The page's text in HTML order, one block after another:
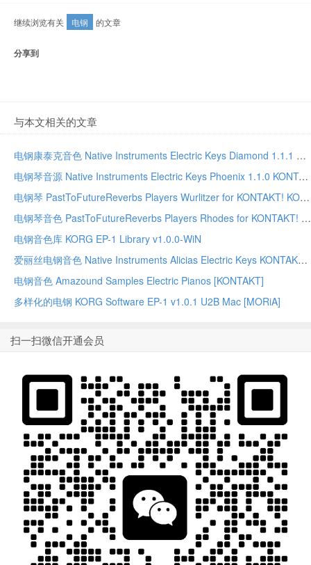
继续浏览有关 电钢 的文章
分享到
与本文相关的文章
电钢康泰克音色 Native Instruments Electric Keys Diamond 1.1.1 KONTAKT
电钢琴音源 Native Instruments Electric Keys Phoenix 1.1.0 KONTAKT
电钢琴 PastToFutureReverbs Players Wurlitzer for KONTAKT! KONTAKT
电钢琴音色 PastToFutureReverbs Players Rhodes for KONTAKT! KONTAKT
电钢音色库 KORG EP-1 Library v1.0.0-WiN
爱丽丝电钢音色 Native Instruments Alicias Electric Keys KONTAKT
电钢音色 Amazound Samples Electric Pianos [KONTAKT]
多样化的电钢 KORG Software EP-1 v1.0.1 U2B Mac [MORiA]
扫一扫微信开通会员